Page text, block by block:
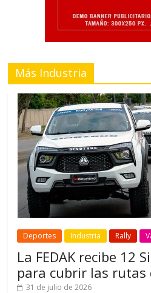
Más Industria
Deportes Industria Rally
La FEDAK recibe 12
para cubrir las rutas
31 de julio de 2026